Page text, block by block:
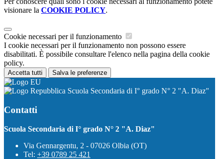
visionare la COOKIE POLICY.
Cookie necessari per il funzionamento
I cookie necessari per il funzionamento non possono essere
disabilitati. È possibile consultare l'elenco nella pagina della cookie
policy.
Accetta tutti Salva le preferenze
Scuola Secondaria di I° grado N° 2 "A. Diaz"
Contatti
Scuola Secondaria di I° grado N° 2 "A. Diaz"
Via Gennargentu, 2 - 07026 Olbia (OT)
Tel: +39 0789 25 421